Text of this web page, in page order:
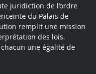
juridiction de l’ordre
du Palais de
remplit une mission
des lois.
une égalité de